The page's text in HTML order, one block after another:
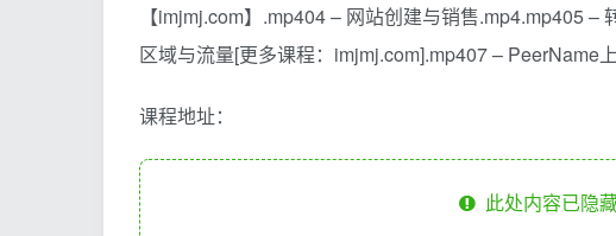
【imjmj.com】.mp404 – 网站创建与销售.mp4.mp405
区域与流量[更多课程：imjmj.com].mp407 – PeerName
课程地址：
此处内容已隐